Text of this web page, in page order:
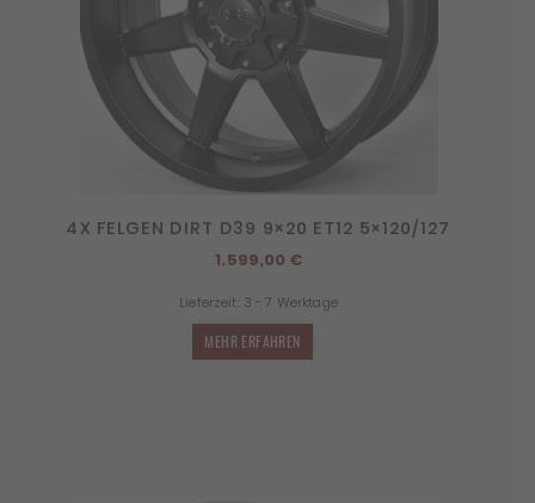
4X FELGEN DIRT D39 9×20 ET12 5×120/127
1.599,00 €
Lieferzeit: 3 - 7 Werktage
MEHR ERFAHREN